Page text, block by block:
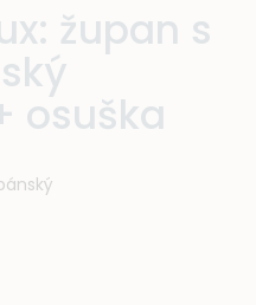
župan s
osuška